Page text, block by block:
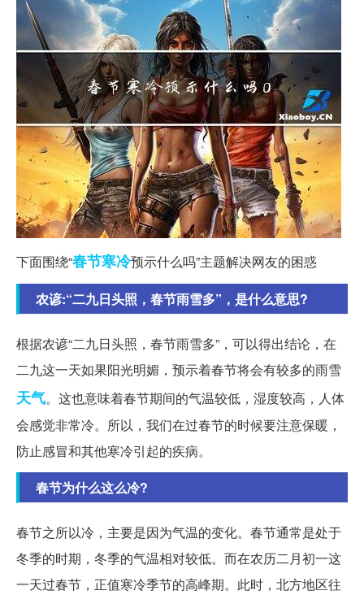
下面围绕“春节寒冷预示什么吗”主题解决网友的困惑
农谚:“二九日头照，春节雨雪多”，是什么意思?
根据农谚“二九日头照，春节雨雪多”，可以得出结论，在
二九这一天如果阳光明媚，预示着春节将会有较多的雨雪
天气。这也意味着春节期间的气温较低，湿度较高，人体
会感觉非常冷。所以，我们在过春节的时候要注意保暖，
防止感冒和其他寒冷引起的疾病。
春节为什么这么冷?
春节之所以冷，主要是因为气温的变化。春节通常是处于
冬季的时期，冬季的气温相对较低。而在农历二月初一这
一天过春节，正值寒冷季节的高峰期。此时，北方地区往